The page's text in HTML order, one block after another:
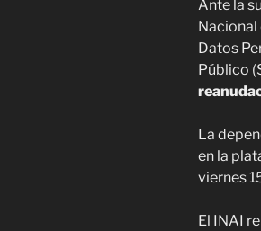
Ante la
Datos
Público
La
en la
viernes
El INAI